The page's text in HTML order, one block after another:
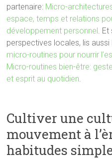
partenaire: Micro-
espace, temps et relations
développement personnel. Et
perspectives locales, lis aussi
micro-routines pour nourrir
Micro-routines bien-être:
et esprit au quotidien.
Cultiver une
mouvement à
habitudes